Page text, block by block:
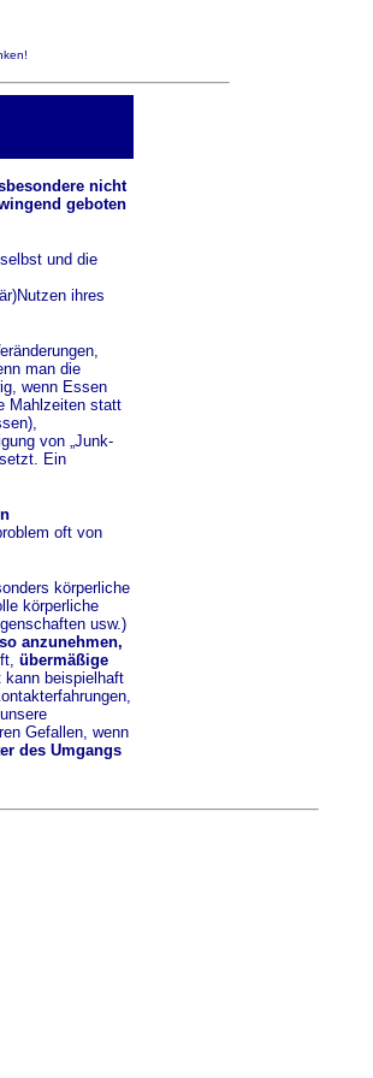
nicht
geboten
und die
ihres
man die
wenn Essen
Mahlzeiten statt
von „Junk-
Ein
oft von
körperliche
körperliche
usw.)
so anzunehmen,
übermäßige
beispielhaft
Gefallen, wenn
des Umgangs